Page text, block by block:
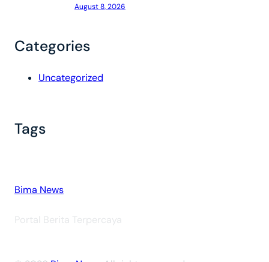
August 8, 2026
Categories
Uncategorized
Tags
Bima News
Portal Berita Terpercaya